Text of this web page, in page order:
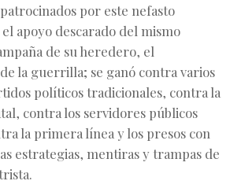
por este nefasto
apoyo descarado del mismo
de su heredero, el
la guerrilla; se ganó contra varios
políticos tradicionales, contra la
contra los servidores públicos
la primera línea y los presos con
estrategias, mentiras y trampas de